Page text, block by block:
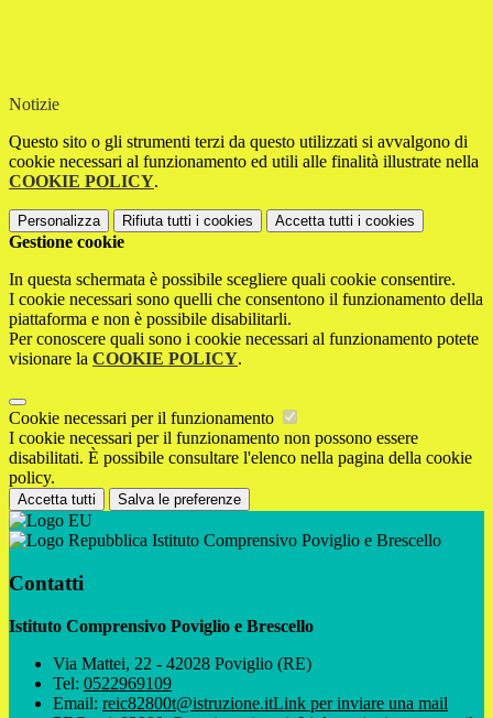
Notizie
Questo sito o gli strumenti terzi da questo utilizzati si avvalgono di
cookie necessari al funzionamento ed utili alle finalità illustrate nella
COOKIE POLICY.
Personalizza Rifiuta tutti i cookies Accetta tutti i cookies
Gestione cookie
In questa schermata è possibile scegliere quali cookie consentire.
I cookie necessari sono quelli che consentono il funzionamento della
piattaforma e non è possibile disabilitarli.
Per conoscere quali sono i cookie necessari al funzionamento potete
visionare la COOKIE POLICY.
Cookie necessari per il funzionamento
I cookie necessari per il funzionamento non possono essere
disabilitati. È possibile consultare l'elenco nella pagina della cookie
policy.
Accetta tutti Salva le preferenze
Istituto Comprensivo Poviglio e Brescello
Contatti
Istituto Comprensivo Poviglio e Brescello
Via Mattei, 22 - 42028 Poviglio (RE)
Tel: 0522969109
Email: reic82800t@istruzione.itLink per inviare una mail